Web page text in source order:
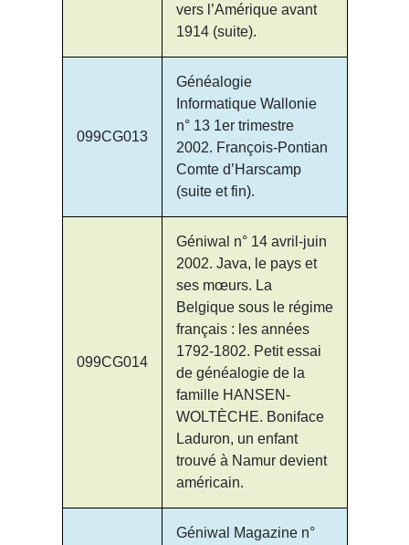
vers l’Amérique avant
1914 (suite).
099CG013
Généalogie
Informatique Wallonie
n° 13 1er trimestre
2002. François-Pontian
Comte d’Harscamp
(suite et fin).
099CG014
Géniwal n° 14 avril-juin
2002. Java, le pays et
ses mœurs. La
Belgique sous le régime
français : les années
1792-1802. Petit essai
de généalogie de la
famille HANSEN-
WOLTÈCHE. Boniface
Laduron, un enfant
trouvé à Namur devient
américain.
Géniwal Magazine n°